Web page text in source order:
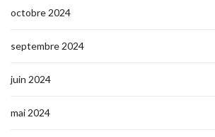
octobre 2024
septembre 2024
juin 2024
mai 2024